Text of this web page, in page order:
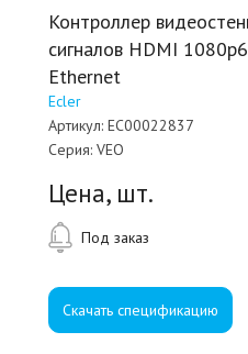
Контроллер
сигналов HDMI
Ethernet
Ecler
Артикул: EC00022837
Серия: VEO
Цена, шт.
Под заказ
Скачать спецификацию